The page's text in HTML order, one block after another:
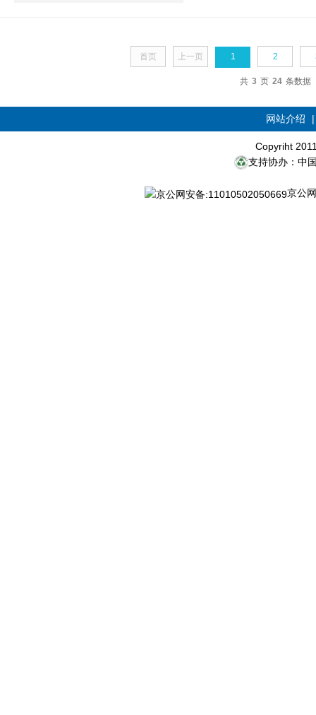
首页 上一页 1 2
共 3 页 24 条数据
网站介绍
Copyriht
支持协办：中
京公